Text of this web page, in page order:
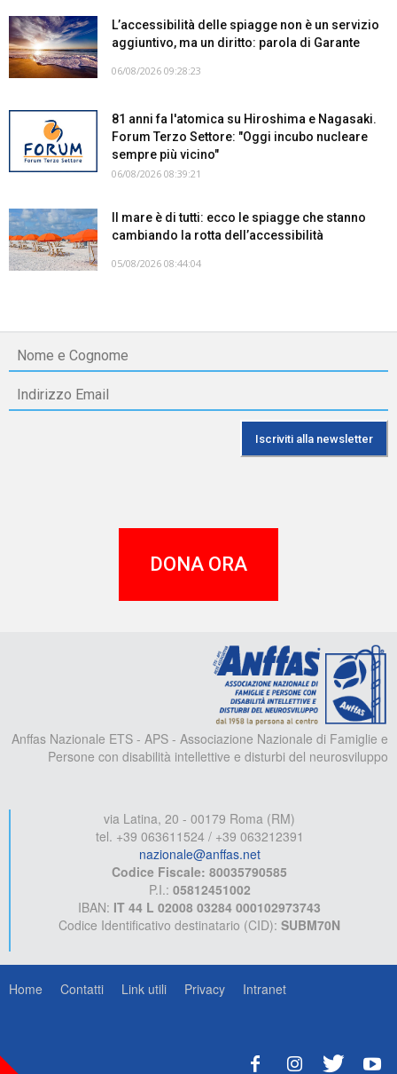
L’accessibilità delle spiagge non è un servizio
aggiuntivo, ma un diritto: parola di Garante
06/08/2026 09:28:23
81 anni fa l'atomica su Hiroshima e Nagasaki.
Forum Terzo Settore: "Oggi incubo nucleare
sempre più vicino"
06/08/2026 08:39:21
Il mare è di tutti: ecco le spiagge che stanno
cambiando la rotta dell’accessibilità
05/08/2026 08:44:04
DONA ORA
Anffas Nazionale ETS - APS - Associazione Nazionale di Famiglie e
Persone con disabilità intellettive e disturbi del neurosviluppo
via Latina, 20 - 00179 Roma (RM)
tel. +39 063611524 / +39 063212391
nazionale@anffas.net
Codice Fiscale: 80035790585
P.I.: 05812451002
IBAN: IT 44 L 02008 03284 000102973743
Codice Identificativo destinatario (CID): SUBM70N
Home Contatti Link utili Privacy Intranet